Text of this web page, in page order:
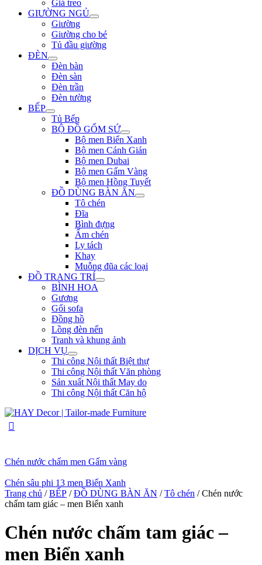
Giá treo
GIƯỜNG NGỦ
Giường
Giường cho bé
Tủ đầu giường
ĐÈN
Đèn bàn
Đèn sàn
Đèn trần
Đèn tường
BẾP
Tủ Bếp
BỘ ĐỒ GỐM SỨ
Bộ men Biển Xanh
Bộ men Cánh Gián
Bộ men Dubai
Bộ men Gấm Vàng
Bộ men Hồng Tuyết
ĐỒ DÙNG BÀN ĂN
Tô chén
Đĩa
Bình đựng
Ấm chén
Ly tách
Khay
Muỗng đũa các loại
ĐỒ TRANG TRÍ
BÌNH HOA
Gương
Gối sofa
Đồng hồ
Lồng đèn nến
Tranh và khung ảnh
DỊCH VỤ
Thi công Nội thất Biệt thự
Thi công Nội thất Văn phòng
Sản xuất Nội thất May do
Thi công Nội thất Căn hộ
Chén nước chấm men Gấm vàng
Chén sâu phi 13 men Biển Xanh
Trang chủ /BẾP /ĐỒ DÙNG BÀN ĂN /Tô chén / Chén nước
chấm tam giác – men Biển xanh
Chén nước chấm tam giác –
men Biển xanh